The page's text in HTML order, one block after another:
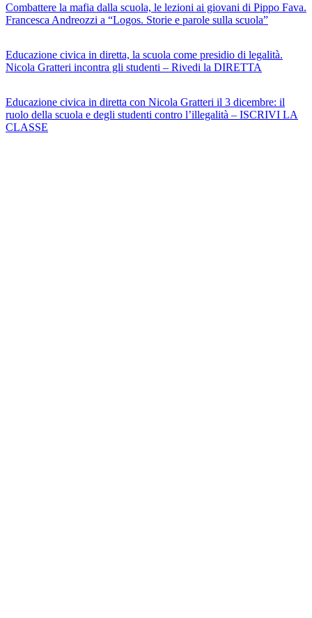
Combattere la mafia dalla scuola, le lezioni ai giovani di Pippo Fava.
Francesca Andreozzi a “Logos. Storie e parole sulla scuola”
Educazione civica in diretta, la scuola come presidio di legalità.
Nicola Gratteri incontra gli studenti – Rivedi la DIRETTA
Educazione civica in diretta con Nicola Gratteri il 3 dicembre: il
ruolo della scuola e degli studenti contro l’illegalità – ISCRIVI LA
CLASSE